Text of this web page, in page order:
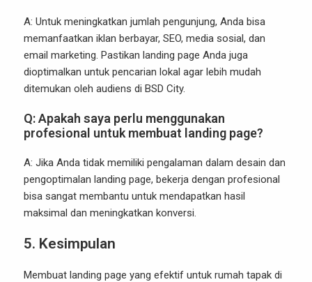
A: Untuk meningkatkan jumlah pengunjung, Anda bisa
memanfaatkan iklan berbayar, SEO, media sosial, dan
email marketing. Pastikan landing page Anda juga
dioptimalkan untuk pencarian lokal agar lebih mudah
ditemukan oleh audiens di BSD City.
Q:Apakah saya perlu menggunakan
profesional untuk membuat landing page?
A: Jika Anda tidak memiliki pengalaman dalam desain dan
pengoptimalan landing page, bekerja dengan profesional
bisa sangat membantu untuk mendapatkan hasil
maksimal dan meningkatkan konversi.
5. Kesimpulan
Membuat landing page yang efektif untuk rumah tapak di